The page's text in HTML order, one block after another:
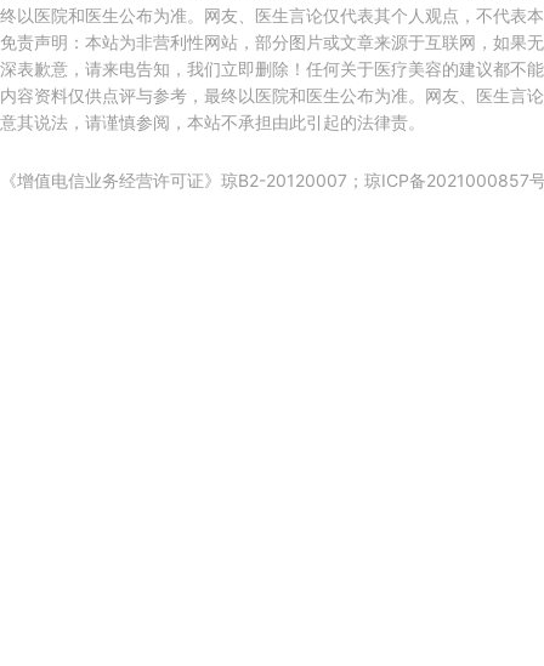
终以医院和医生公布为准。网友、医生言论仅代表其个人观点，不代表
免责声明：本站为非营利性网站，部分图片或文章来源于互联网，如果
深表歉意，请来电告知，我们立即删除！任何关于医疗美容的建议都不
内容资料仅供点评与参考，最终以医院和医生公布为准。网友、医生言
意其说法，请谨慎参阅，本站不承担由此引起的法律责。
《增值电信业务经营许可证》琼B2-20120007； 琼ICP备2021000857